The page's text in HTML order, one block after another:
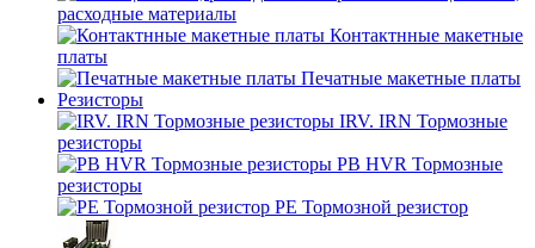
расходные материалы
Контактнные макетные
платы
Печатные макетные платы
Резисторы
IRV. IRN Тормозные
резисторы
PB HVR Тормозные
резисторы
PE Тормозной резистор